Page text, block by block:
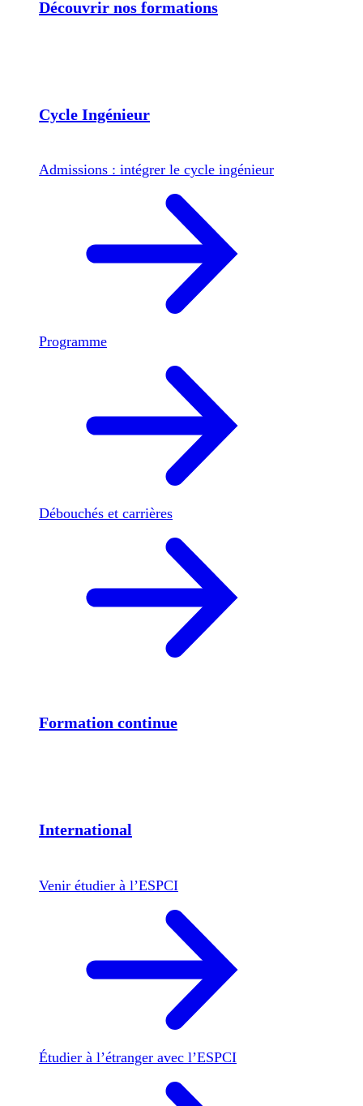
Découvrir nos formations
Cycle Ingénieur
Admissions : intégrer le cycle ingénieur
Programme
Débouchés et carrières
Formation continue
International
Venir étudier à l’ESPCI
Étudier à l’étranger avec l’ESPCI